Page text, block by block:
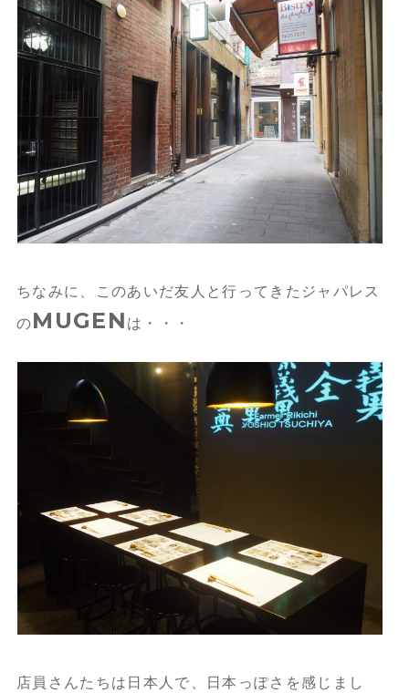
ちなみに、このあいだ友人と行ってきたジャパレス
のMUGEN は・・・
店員さんたちは日本人で、日本っぽさを感じまし